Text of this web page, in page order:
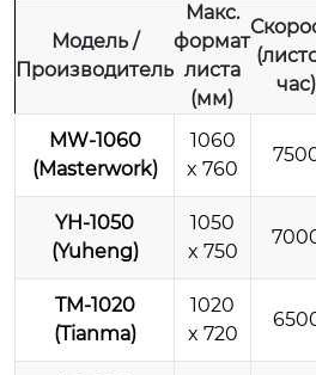
Модель /
Производитель
Макс.
формат
листа
(мм)
час)
MW-1060
(Masterwork)
1060
x 760
YH-1050
(Yuheng)
1050
x 750
TM-1020
(Tianma)
1020
x 720